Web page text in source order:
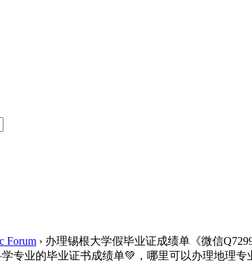
Forum › 办理锡根大学假毕业证成绩单《微信
专业的毕业证书成绩单💚，哪里可以办理地理